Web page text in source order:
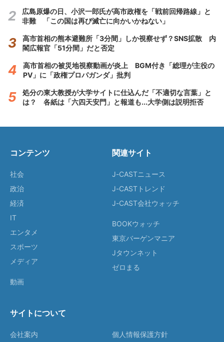
広島原爆の日、小沢一郎氏が高市政権を「戦前回帰路線」と
非難 「この国は再び滅亡に向かいかねない」
高市首相の熊本避難所「3分間」しか視察せず？SNS拡散 内
閣広報官「51分間」だと否定
高市首相の被災地視察動画が炎上 BGM付き「総理が主役の
PV」に「政権プロパガンダ」批判
処分の東大教授が大学サイトに仕込んだ「不適切な言葉」と
は？ 各紙は「六四天安門」と報道も...大学側は説明拒否
コンテンツ
社会
政治
経済
IT
エンタメ
スポーツ
メディア
動画
関連サイト
J-CASTニュース
J-CASTトレンド
J-CAST会社ウォッチ
BOOKウォッチ
東京バーゲンマニア
Jタウンネット
ゼロまる
サイトについて
会社案内 個人情報保護方針